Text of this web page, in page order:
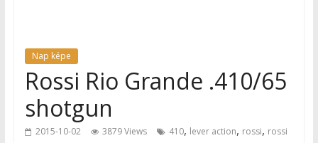
Nap képe
Rossi Rio Grande .410/65
shotgun
2015-10-02 3879 Views 410, lever action, rossi, rossi